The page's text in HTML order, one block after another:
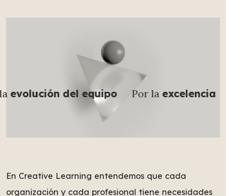
del equipo Por la excelencia Por el
En Creative Learning entendemos que cada
organización y cada profesional tiene necesidades